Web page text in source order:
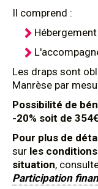
Il comprend :
Les draps sont
Manrèse par
Possibilité de
-20% soit de
Pour plus de
sur les
situation,
Participation